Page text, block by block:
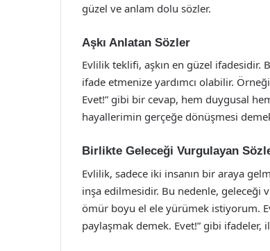
güzel ve anlam dolu sözler.
Aşkı Anlatan Sözler
Evlilik teklifi, aşkın en güzel ifadesidir.
ifade etmenize yardımcı olabilir.
Evet!” gibi bir cevap, hem duygusal
hayallerimin gerçeğe dönüşmesi
Birlikte Geleceği Vurgulayan
Evlilik, sadece iki insanın bir araya
inşa edilmesidir. Bu nedenle, geleceği
ömür boyu el ele yürümek istiyorum.
paylaşmak demek. Evet!” gibi ifadeler,